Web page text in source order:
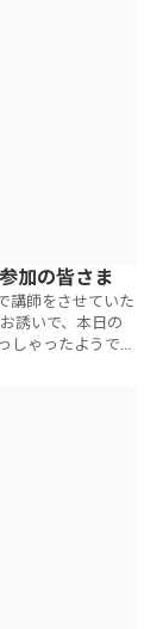
加の皆さま
講師をさせていた
誘いで、本日の
しゃったようで